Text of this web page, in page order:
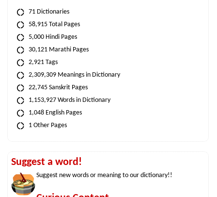
71 Dictionaries
58,915 Total Pages
5,000 Hindi Pages
30,121 Marathi Pages
2,921 Tags
2,309,309 Meanings in Dictionary
22,745 Sanskrit Pages
1,153,927 Words in Dictionary
1,048 English Pages
1 Other Pages
Suggest a word!
Suggest new words or meaning to our dictionary!!